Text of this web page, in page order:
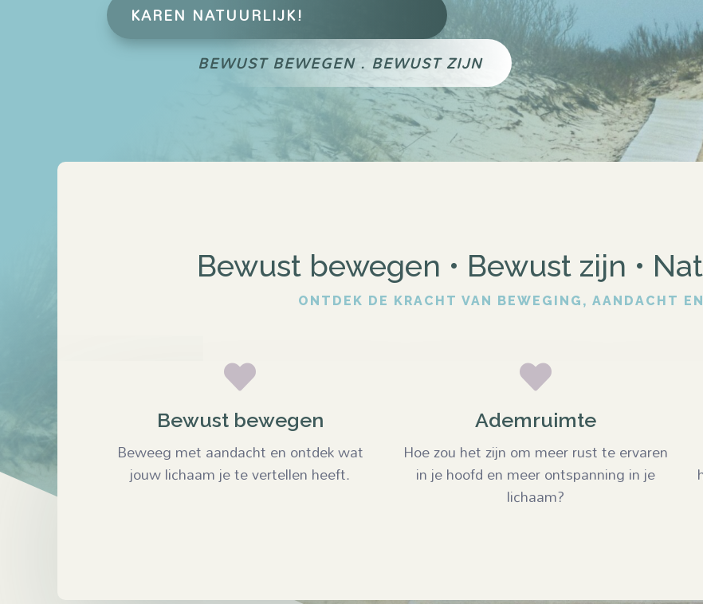
KAREN NATUURLIJK!
BEWUST BEWEGEN . BEWUST ZIJN
Bewust bewegen • Bewust zijn •
ONTDEK DE KRACHT VAN BEWEGING, AANDACHT

Bewust bewegen
Beweeg met aandacht en ontdek wat
jouw lichaam je te vertellen heeft.

Ademruimte
Hoe zou het zijn om meer rust te ervaren
in je hoofd en meer ontspanning in je
lichaam?